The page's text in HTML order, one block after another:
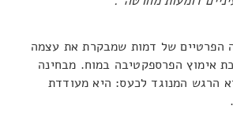
הפרטיים של דמות שמבקרת את עצמה
אימוץ הפרספקטיבה במוח. מבחינה
הרגש המנוגד לכעס: היא מעודדת